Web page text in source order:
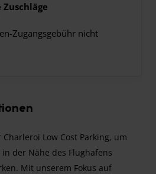
Zugangsgebühr nicht
Low Cost Parking, um
der Nähe des Flughafens
Mit unserem Fokus auf